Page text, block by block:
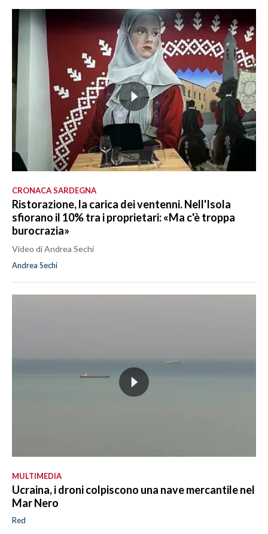
CRONACA SARDEGNA
Ristorazione, la carica dei ventenni. Nell'Isola
sfiorano il 10% tra i proprietari: «Ma c'è troppa
burocrazia»
Video di Andrea Sechi
Andrea Sechi
MULTIMEDIA
Ucraina, i droni colpiscono una nave mercantile nel
Mar Nero
Red